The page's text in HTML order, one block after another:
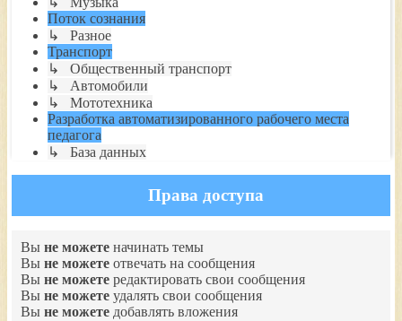
Поток сознания
↳ Разное
Транспорт
↳ Общественный транспорт
↳ Автомобили
↳ Мототехника
Разработка автоматизированного рабочего места
педагога
↳ База данных
Права доступа
Вы не можете начинать темы
Вы не можете отвечать на сообщения
Вы не можете редактировать свои сообщения
Вы не можете удалять свои сообщения
Вы не можете добавлять вложения